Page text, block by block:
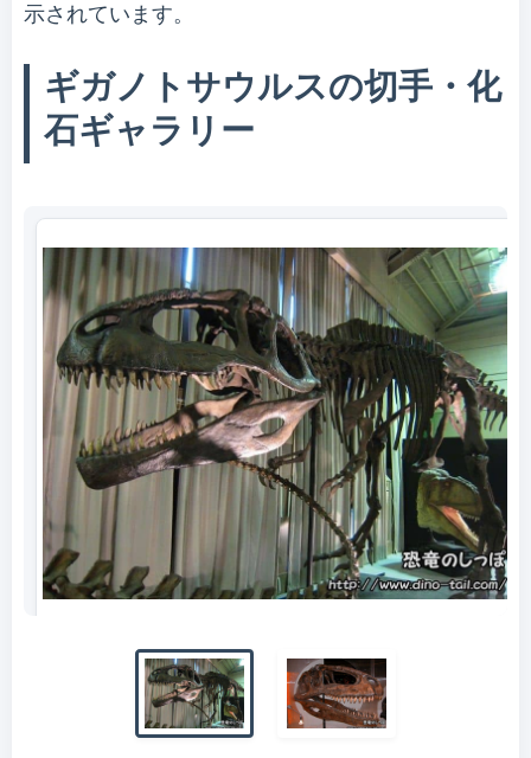
示されています。
ギガノトサウルスの切手・化
石ギャラリー
ギガノトサウルスの全身骨格化石